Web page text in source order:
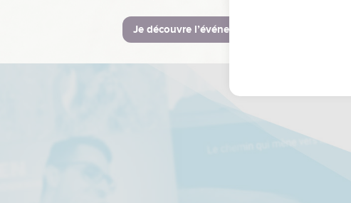
Je découvre l’événement